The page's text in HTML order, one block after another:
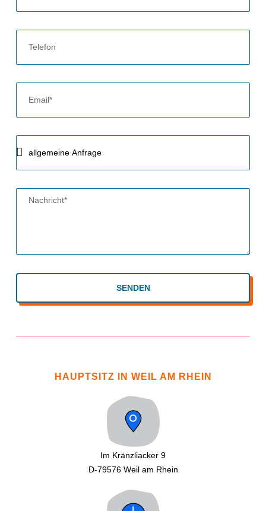
SENDEN
HAUPTSITZ IN WEIL AM RHEIN
Im Kränzliacker 9
D-79576 Weil am Rhein